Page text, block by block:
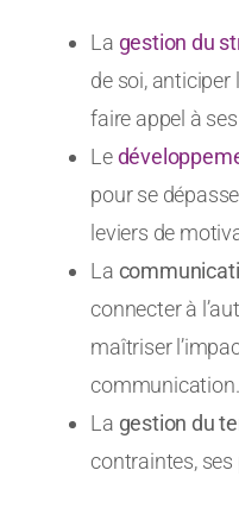
La gestion du
de soi,
faire appel à
Le
pour se
leviers de
La
connecter à
maîtriser
communication.
La gestion du
contraintes,